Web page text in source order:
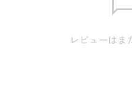
:75.0cm / ヒップ:49.0cm /
品タグのサイズ表記は目安と
レビューはま